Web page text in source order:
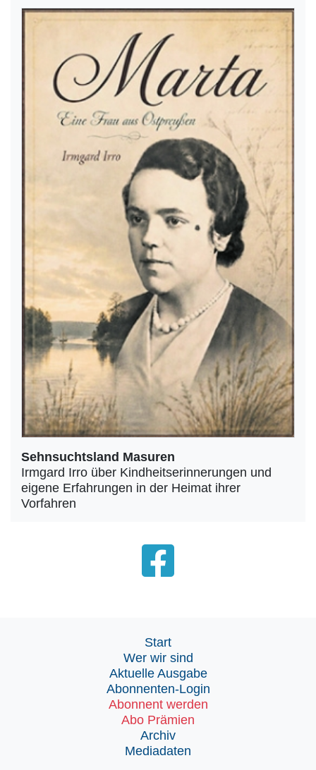
Sehnsuchtsland Masuren
Irmgard Irro über Kindheitserinnerungen und
eigene Erfahrungen in der Heimat ihrer
Vorfahren
Start
Wer wir sind
Aktuelle Ausgabe
Abonnenten-Login
Abonnent werden
Abo Prämien
Archiv
Mediadaten